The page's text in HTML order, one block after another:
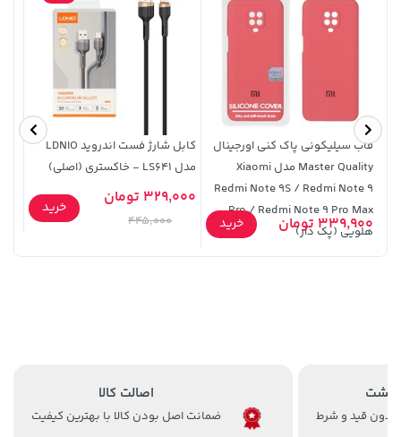
1,579,000 تومان
خرید 1,109,000 تومان
185,000 تومان
خرید
129,000 تومان
خرید
قاب سیلیکونی پاک کنی اورجینال
Master Quality مدل Xiaomi
Redmi Note 9S / Redmi Note 9
Pro / Redmi Note 9 Pro Max -
هلویی (پک دار)
339,900 تومان خرید
کابل شارژ فست اندروید LDNIO
مدل LS641 - خاکستری (اصلی)
329,000 تومان
445,000
خرید
اصالت کالا
ضمانت اصل بودن کالا با بهترین کیفیت